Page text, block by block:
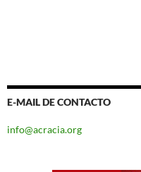
E-MAIL DE CONTACTO
info@acracia.org